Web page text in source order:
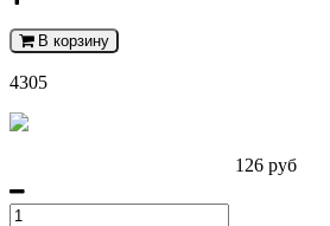
В корзину
4305
126 руб